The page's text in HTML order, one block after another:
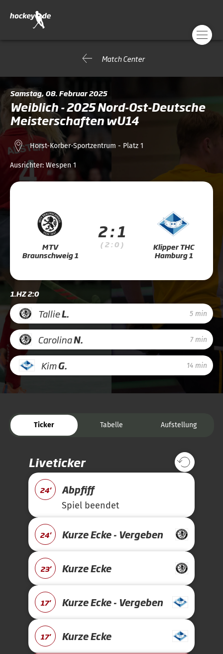
Match Center
Samstag, 08. Februar 2025
Weiblich - 2025 Nord-Ost-Deutsche
Meisterschaften wU14
Horst-Korber-Sportzentrum - Platz 1
Ausrichter: Wespen 1
MTV
Braunschweig 1
2 : 1
( 2 : 0 )
Klipper THC
Hamburg 1
1.HZ 2:0
TallieL. 5 min
CarolinaN. 7 min
KimG. 14 min
Ticker Tabelle Aufstellung
Liveticker
24' Abpfiff
Spiel beendet
24' Kurze Ecke - Vergeben
23' Kurze Ecke
17' Kurze Ecke - Vergeben
17' Kurze Ecke